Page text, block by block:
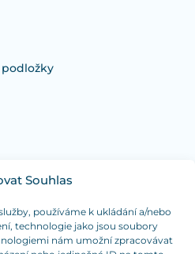
Souhlas
používáme k ukládání a/nebo
technologie jako jsou soubory
nám umožní zpracovávat
podložky
výběrem?
Čtvrtek od: 7:30 - 15:30 hodin
hodin